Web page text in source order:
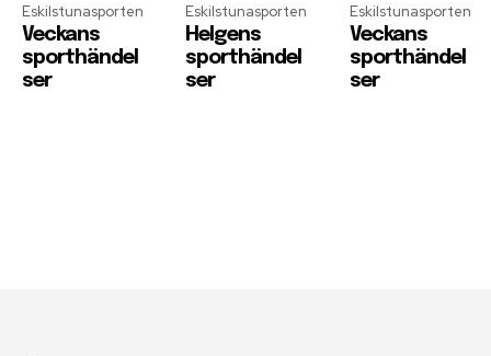
Eskilstunasporten
Veckans
sporthändel
ser
Eskilstunasporten
Helgens
sporthändel
ser
Eskilstunasporten
Veckans
sporthändel
ser